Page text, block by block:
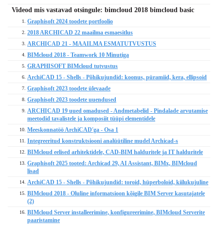
Videod mis vastavad otsingule: bimcloud 2018 bimcloud basic
1. Graphisoft 2024 toodete portfoolio
2. 2018 ARCHICAD 22 maailma esmaesitlus
3. ARCHICAD 21 - MAAILMA ESMATUTVUSTUS
4. BIMcloud 2018 - Teamwork 10 Minutiga
5. GRAPHISOFT BIMcloud tutvustus
6. ArchiCAD 15 - Shells - Põhikujundid: koonus, püramiid, kera, ellipsoid
7. Graphisoft 2023 toodete ülevaade
8. Graphisoft 2023 toodete uuendused
9.
ARCHICAD 19 uued omadused - Andmetabelid - Pindalade arvutamise
meetodid tavalistele ja komposiit tüüpi elementidele
10. Meeskonnatöö ArchiCAD'ga - Osa 1
11. Integreeritud konstruktsiooni analüütiline mudel Archicad-s
12. BIMcloud eelised arhitektidele, CAD-BIM halduritele ja IT halduritele
13. Graphisoft 2025 tooted: Archicad 29, AI Assistant, BIMx, BIMcloud
lisad
14. ArchiCAD 15 - Shells - Põhikujundid: toroid, hüperboloid, kiilukujuline
15. BIMcloud 2018 - Oluline informatsioon kõigile BIM Server kasutajatele
(2)
16. BIMcloud Server installeerimine, konfigureerimine, BIMcloud Serverite
paaristamine